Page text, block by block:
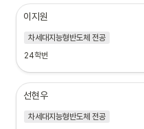
이지원
차세대지능형반도체 전공
24학번
선현우
차세대지능형반도체 전공